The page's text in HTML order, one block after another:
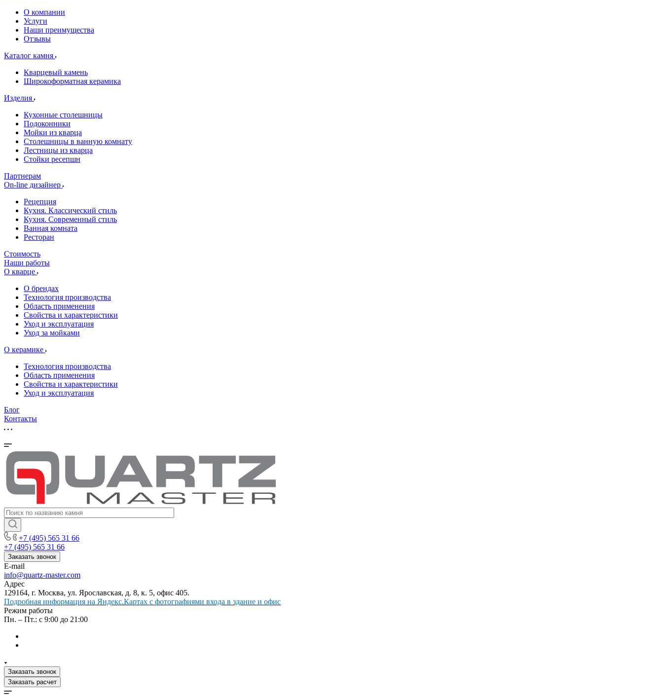
О компании
Услуги
Наши преимущества
Отзывы
Каталог камня
Кварцевый камень
Широкоформатная керамика
Изделия
Кухонные столешницы
Подоконники
Мойки из кварца
Столешницы в ванную комнату
Лестницы из кварца
Стойки ресепшн
Партнерам
On-line дизайнер
Рецепция
Кухня. Классический стиль
Кухня. Современный стиль
Ванная комната
Ресторан
Стоимость
Наши работы
О кварце
О брендах
Технология производства
Область применения
Свойства и характеристики
Уход и эксплуатация
Уход за мойками
О керамике
Технология производства
Область применения
Свойства и характеристики
Уход и эксплуатация
Блог
Контакты
+7 (495) 565 31 66
+7 (495) 565 31 66
Заказать звонок
E-mail
info@quartz-master.com
Адрес
129164, г. Москва, ул. Ярославская, д. 8, к. 5, офис 405.
Подробная информация на Яндекс.Картах с фотографиями входа в здание и офис
Режим работы
Пн. – Пт.: с 9:00 до 21:00
Заказать звонок
Заказать расчет